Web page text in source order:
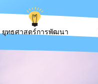
ยุทธศาสตร์การพัฒนา